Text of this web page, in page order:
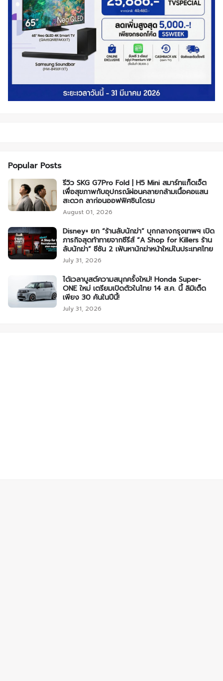
Popular Posts
รีวิว SKG G7Pro Fold | H5 Mini สมาร์ทแก็ดเจ็ต
เพื่อสุขภาพกับอุปกรณ์ผ่อนคลายกล้ามเนื้อคอแสน
สะดวก ลาก่อนออฟฟิศซินโดรม
August 01, 2026
Disney+ ยก “ร้านลับนักฆ่า” บุกกลางกรุงเทพฯ เปิด
ภารกิจสุดท้าทายจากซีรีส์ “A Shop for Killers ร้าน
ลับนักฆ่า” ซีซัน 2 เฟ้นหานักฆ่าหน้าใหม่ในประเทศไทย
July 31, 2026
ได้เวลาบูสต์ความสนุกครั้งใหม่! Honda Super-
ONE ใหม่ เตรียมเปิดตัวในไทย 14 ส.ค. นี้ ลิมิเต็ด
เพียง 30 คันในปีนี้!
July 31, 2026